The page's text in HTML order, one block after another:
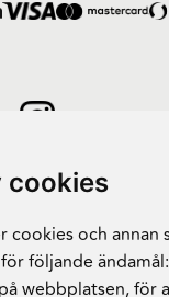
cookies
cookies och
följande ändamål:
webbplatsen,för